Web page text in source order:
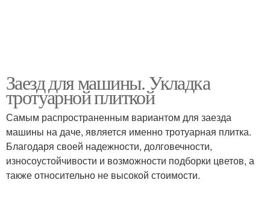
Заезд для машины. Укладка
тротуарной плиткой
Самым распространенным вариантом для заезда
машины на даче, является именно тротуарная плитка.
Благодаря своей надежности, долговечности,
износоустойчивости и возможности подборки цветов, а
также относительно не высокой стоимости.